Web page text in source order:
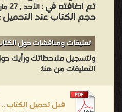
تم اضافته في: الأحد , 27 مارس 2016م.
حجم الكتاب عند التحميل: 4.2 ميجا بايت .
تعليقات ومناقشات حول
ولتسجيل ملاحظاتك ورأيك
التعليقات من هنا:
قبل تحميل الكتاب